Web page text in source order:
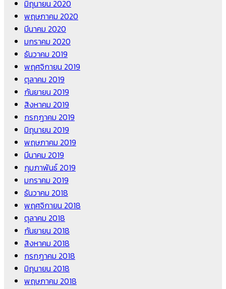
มิถุนายน 2020
พฤษภาคม 2020
มีนาคม 2020
มกราคม 2020
ธันวาคม 2019
พฤศจิกายน 2019
ตุลาคม 2019
กันยายน 2019
สิงหาคม 2019
กรกฎาคม 2019
มิถุนายน 2019
พฤษภาคม 2019
มีนาคม 2019
กุมภาพันธ์ 2019
มกราคม 2019
ธันวาคม 2018
พฤศจิกายน 2018
ตุลาคม 2018
กันยายน 2018
สิงหาคม 2018
กรกฎาคม 2018
มิถุนายน 2018
พฤษภาคม 2018